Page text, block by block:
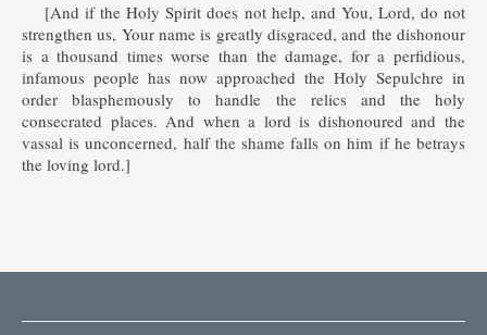
[And if the Holy Spirit does not help, and You, Lord, do not
strengthen us, Your name is greatly disgraced, and the dishonour
is a thousand times worse than the damage, for a perfidious,
infamous people has now approached the Holy Sepulchre in
order blasphemously to handle the relics and the holy
consecrated places. And when a lord is dishonoured and the
vassal is unconcerned, half the shame falls on him if he betrays
the loving lord.]